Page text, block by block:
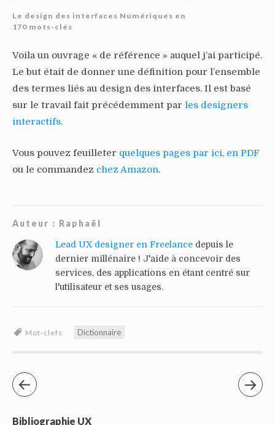
Le design des interfaces Numériques en
170 mots-clés
Voila un ouvrage « de référence » auquel j’ai participé.
Le but était de donner une définition pour l’ensemble
des termes liés au design des interfaces. Il est basé
sur le travail fait précédemment par les designers
interactifs.
Vous pouvez feuilleter quelques pages par ici, en PDF
ou le commandez chez Amazon.
Auteur : Raphaël
Lead UX designer en Freelance depuis le
dernier millénaire ! J'aide à concevoir des
services, des applications en étant centré sur
l'utilisateur et ses usages.
Mot-clefs Dictionnaire
Bibliographie UX